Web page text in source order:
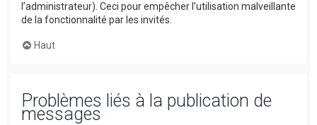
l’administrateur). Ceci pour empêcher l’utilisation malveillante
de la fonctionnalité par les invités.
Haut
Problèmes liés à la publication de
messages